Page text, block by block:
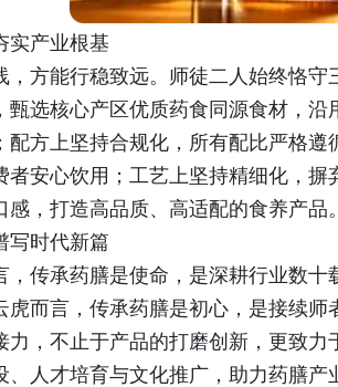
实产业根基
，方能行稳致远。师徒二人始终恪
甄选核心产区优质药食同源食材，
配方上坚持合规化，所有配比严格
者安心饮用；工艺上坚持精细化，
，打造高品质、高适配的食养产品。
写时代新篇
，传承药膳是使命，是深耕行业数
虎而言，传承药膳是初心，是接续
力，不止于产品的打磨创新，更致
、人才培育与文化推广，助力药膳